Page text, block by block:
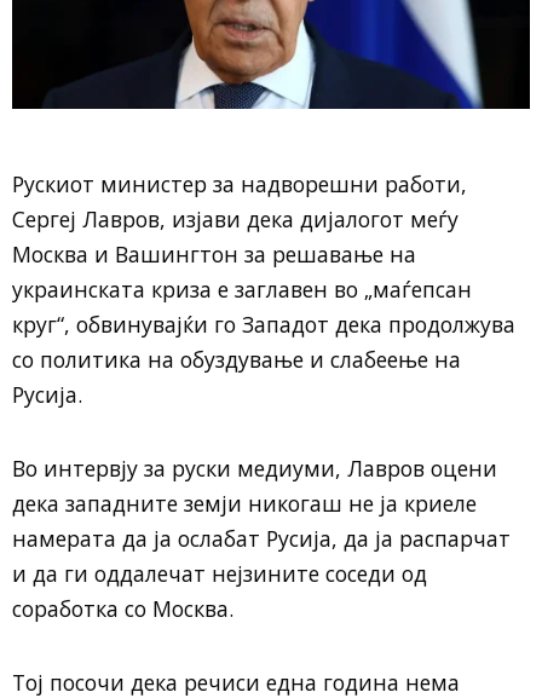
Рускиот министер за надворешни работи,
Сергеј Лавров, изјави дека дијалогот меѓу
Москва и Вашингтон за решавање на
украинската криза е заглавен во „маѓепсан
круг“, обвинувајќи го Западот дека продолжува
со политика на обуздување и слабеење на
Русија.
Во интервју за руски медиуми, Лавров оцени
дека западните земји никогаш не ја криеле
намерата да ја ослабат Русија, да ја распарчат
и да ги оддалечат нејзините соседи од
соработка со Москва.
Тој посочи дека речиси една година нема